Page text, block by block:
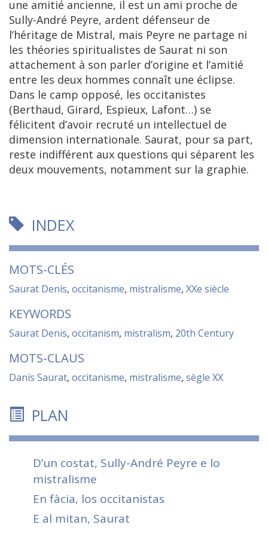
une amitié ancienne, il est un ami proche de
Sully-André Peyre, ardent défenseur de
l’héritage de Mistral, mais Peyre ne partage ni
les théories spiritualistes de Saurat ni son
attachement à son parler d’origine et l’amitié
entre les deux hommes connaît une éclipse.
Dans le camp opposé, les occitanistes
(Berthaud, Girard, Espieux, Lafont…) se
félicitent d’avoir recruté un intellectuel de
dimension internationale. Saurat, pour sa part,
reste indifférent aux questions qui séparent les
deux mouvements, notamment sur la graphie.
INDEX
MOTS-CLÉS
Saurat Denis, occitanisme, mistralisme, XXe siècle
KEYWORDS
Saurat Denis, occitanism, mistralism, 20th Century
MOTS-CLAUS
Danís Saurat, occitanisme, mistralisme, sègle XX
PLAN
D’un costat, Sully-André Peyre e lo
mistralisme
En fàcia, los occitanistas
E al mitan, Saurat